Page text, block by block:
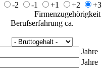
-2 -1 +1 +2
+3
Firmenzugehörigkeit
Berufserfahrung ca.
Jahre
Jahre